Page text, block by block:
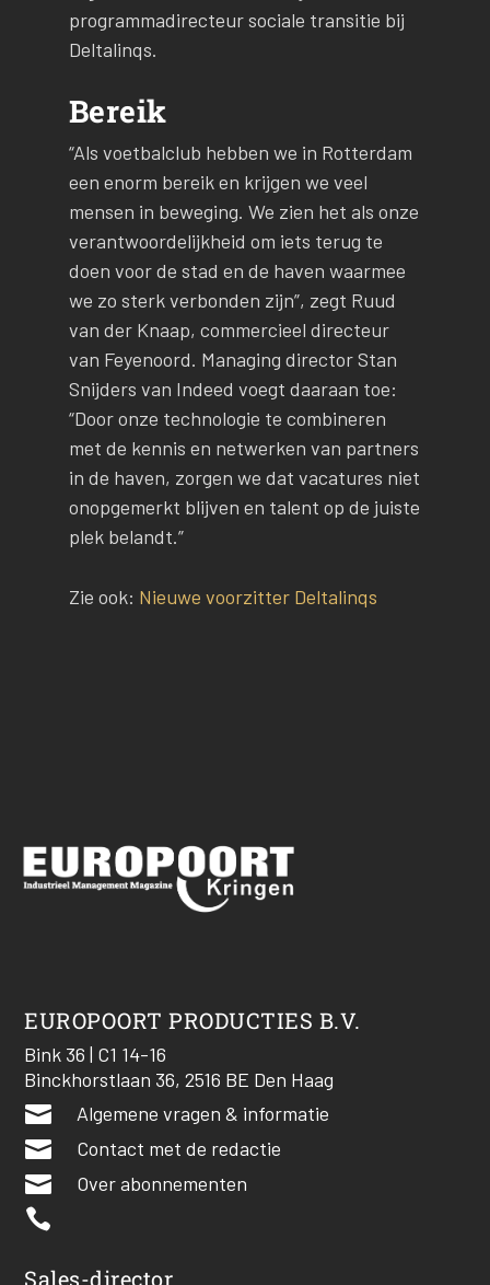
programmadirecteur sociale transitie bij
Deltalinqs.
Bereik
“Als voetbalclub hebben we in Rotterdam
een enorm bereik en krijgen we veel
mensen in beweging. We zien het als onze
verantwoordelijkheid om iets terug te
doen voor de stad en de haven waarmee
we zo sterk verbonden zijn”, zegt Ruud
van der Knaap, commercieel directeur
van Feyenoord. Managing director Stan
Snijders van Indeed voegt daaraan toe:
“Door onze technologie te combineren
met de kennis en netwerken van partners
in de haven, zorgen we dat vacatures niet
onopgemerkt blijven en talent op de juiste
plek belandt.”
Zie ook: Nieuwe voorzitter Deltalinqs
EUROPOORT PRODUCTIES B.V.
Bink 36 | C1 14-16
Binckhorstlaan 36, 2516 BE Den Haag
 Algemene vragen & informatie
 Contact met de redactie
 Over abonnementen

Sales-director